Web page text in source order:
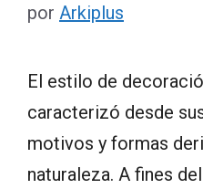
por Arkiplus
El estilo de
caracterizó desde
motivos y formas
naturaleza. A fines